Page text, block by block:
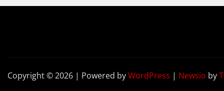
Copyright © 2026 | Powered byWordPress | Newsio by